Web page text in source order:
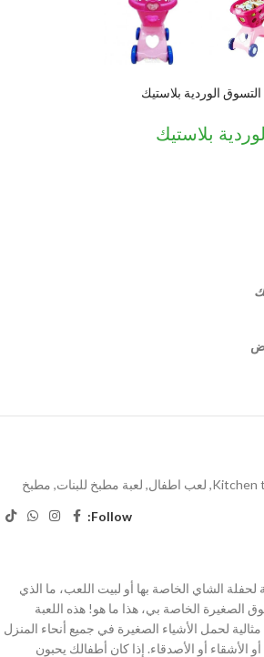
الوردية بلاستيك
بلاستيك
Kitchen
, لعب اطفال, لعبة مطبخ للبنات, مطبخ
Follow:
لحفلة الشاي الخاصة بها أو لبيت اللعب، ما الذي
الصغيرة الخاصة بي، هذا ما هو! هذه اللعبة
مثالية لحمل الأشياء الصغيرة في جميع أنحاء المنزل
الأشقاء أو الأصدقاء. إذا كان أطفالك يحبون